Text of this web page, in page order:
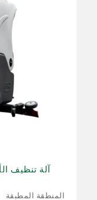
المنطقة المطبقة